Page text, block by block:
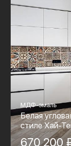
МДФ-эмаль
Белая
стиле Хай-
670 200